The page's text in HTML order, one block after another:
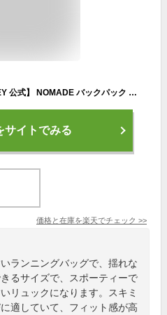
【期間限定 40%OFF】【 DELSEY 公式】 NOMADE バックパック リュック 28L Mサイズ 軽量 ノートPC保護 アンチRFID スキミング防止 機内持ち込み 国際保証付 delsey paris デルセー 海外ブランド おしゃれ
サイトでみる
価格と在庫を楽天でチェック >>
ランニングバッグで、揺れな
るサイズで、スポーティーで
リュックになります。スキミ
適していて、フィット感が高